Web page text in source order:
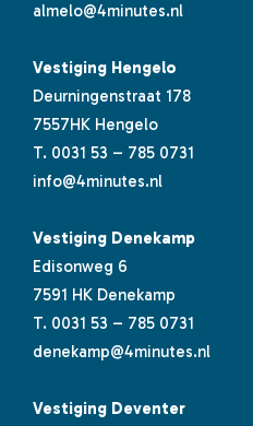
almelo@4minutes.nl
Vestiging Hengelo
Deurningenstraat 178
7557HK Hengelo
T. 0031 53 – 785 0731
info@4minutes.nl
Vestiging Denekamp
Edisonweg 6
7591 HK Denekamp
T. 0031 53 – 785 0731
denekamp@4minutes.nl
Vestiging Deventer